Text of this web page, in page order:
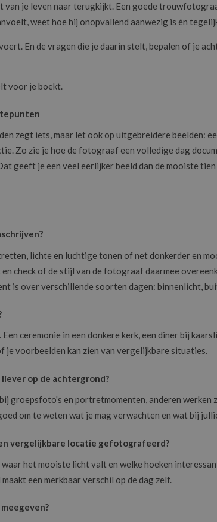
je leven naar terugkijkt. Een goede
weet hoe hij onopvallend aanwezig is én
En de vragen die je daarin stelt, bepalen of je
voor je boekt.
zegt iets, maar let ook op uitgebreidere beelden:
Zo zie je hoe de fotograaf een volledige dag
geeft je een veel eerlijker beeld dan de mooiste
lichte en luchtige tonen of net donkerder en
check of de stijl van de fotograaf daarmee
is over verschillende soorten dagen: binnenlicht,
ceremonie in een donkere kerk, een diner bij
je voorbeelden kan zien van vergelijkbare situaties.
op de achtergrond?
groepsfoto's en portretmomenten, anderen werken
om te weten wat je mag verwachten en wat bij
vergelijkbare locatie gefotografeerd?
het mooiste licht valt en welke hoeken
een merkbaar verschil op de dag zelf.